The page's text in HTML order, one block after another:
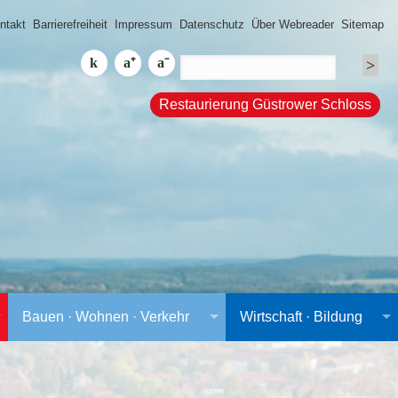
Barrierefreiheit Impressum Datenschutz Über Webreader Sitemap
Restaurierung Güstrower Schloss
Bauen · Wohnen · Verkehr Wirtschaft · Bildung